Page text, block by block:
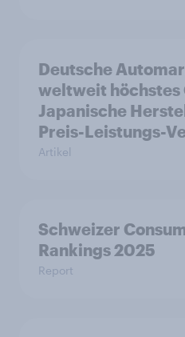
Deutsche
weltweit höchstes
Japanische
Preis-Leistungs-
Artikel
Schweizer
Rankings 2025
Report